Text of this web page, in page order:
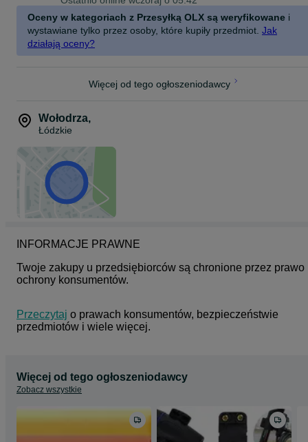
Oceny w kategoriach z Przesyłką OLX są weryfikowane i
wystawiane tylko przez osoby, które kupiły przedmiot. Jak
działają oceny?
Więcej od tego ogłoszeniodawcy
Wołodrza,
Łódzkie
INFORMACJE PRAWNE
Twoje zakupy u przedsiębiorców są chronione przez prawo
ochrony konsumentów.
Przeczytaj o prawach konsumentów, bezpieczeństwie
przedmiotów i wiele więcej.
Więcej od tego ogłoszeniodawcy
Zobacz wszystkie